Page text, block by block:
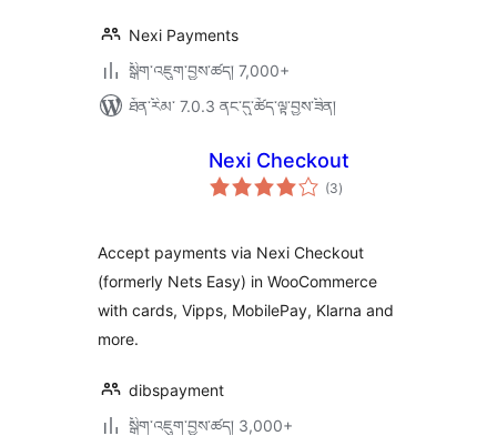
Nexi Payments
སྒྲིག་འཇུག་བྱས་ཚད། 7,000+
ཐོན་རིམ་ 7.0.3 ནང་དུ་ཚོད་ལྟ་བྱས་ཟིན།
Nexi Checkout
(3གདེང་
འཇོག་
)
Accept payments via Nexi Checkout
(formerly Nets Easy) in WooCommerce
with cards, Vipps, MobilePay, Klarna and
more.
dibspayment
སྒྲིག་འཇུག་བྱས་ཚད། 3,000+